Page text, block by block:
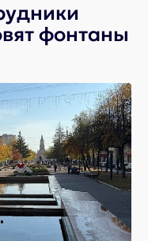
фонтаны